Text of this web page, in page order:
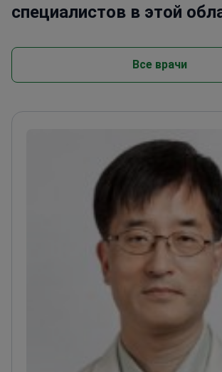
специалистов в этой
Все врачи